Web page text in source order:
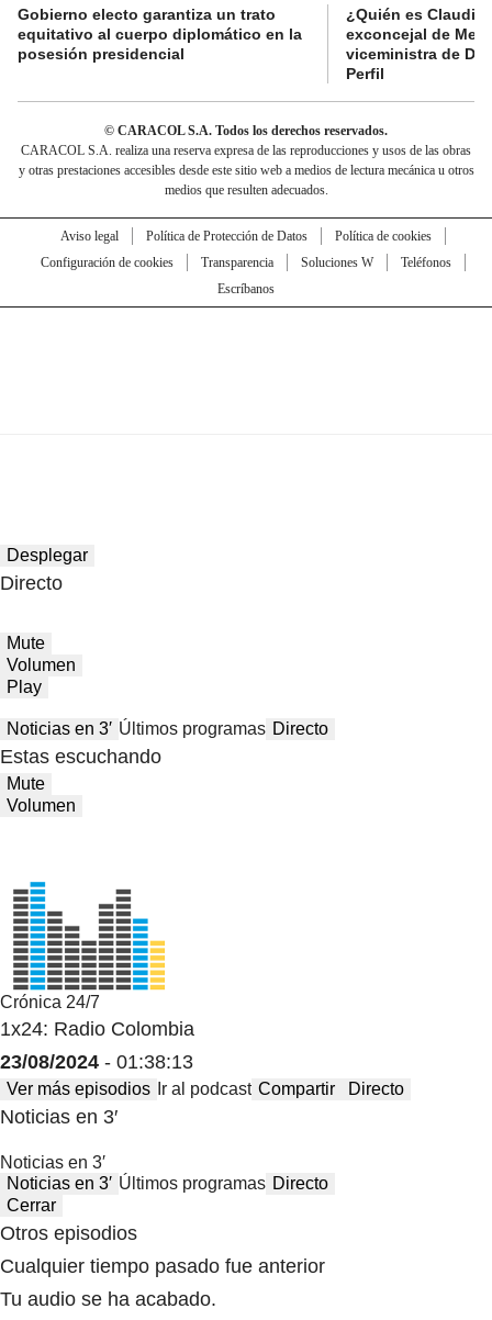
Gobierno electo garantiza un trato
equitativo al cuerpo diplomático en la
posesión presidencial
¿Quién es Claudia
exconcejal de
viceministra de
Perfil
© CARACOL S.A. Todos los derechos reservados.
CARACOL S.A. realiza una reserva expresa de las reproducciones y usos de las obras
y otras prestaciones accesibles desde este sitio web a medios de lectura mecánica u otros
medios que resulten adecuados.
Aviso legal Política de Protección de Datos
Política de cookies
Configuración de cookies
Transparencia Soluciones W
Teléfonos
Escríbanos
Desplegar
Directo
Mute
Volumen
Play
Noticias en 3′ Últimos programas Directo
Estas escuchando
Mute
Volumen
Crónica 24/7
1x24: Radio Colombia
23/08/2024 - 01:38:13
Ver más episodios Ir al podcast Compartir Directo
Noticias en 3′
Noticias en 3′
Noticias en 3′ Últimos programas Directo
Cerrar
Otros episodios
Cualquier tiempo pasado fue anterior
Tu audio se ha acabado.